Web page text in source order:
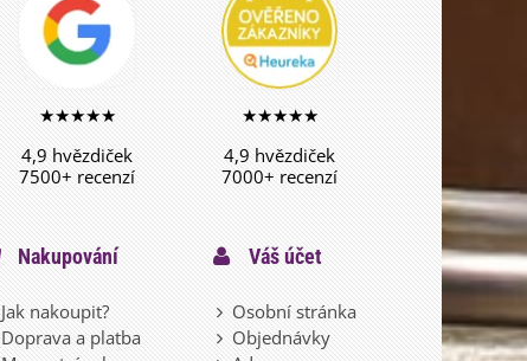
★★★★★
4,9 hvězdiček
7500+ recenzí
★★★★★
4,9 hvězdiček
7000+ recenzí
Nakupování
Jak nakoupit?
Doprava a platba
Váš účet
Osobní stránka
Objednávky